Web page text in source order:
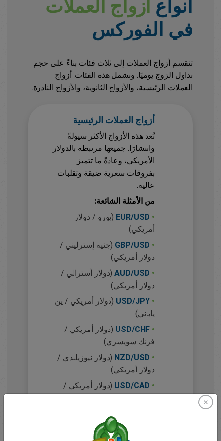
أنواع أزواج العملات
في الفوركس
تنقسم أزواج العملات إلى ثلاث فئات بناءً على حجم
تداول الزوج يوميًا. وتشمل هذه الفئات: أزواج
العملات الرئيسية، والأزواج الثانوية، والأزواج النادرة.
أزواج العملات الرئيسية
تُعد هذه الأزواج الأكثر سيولةً
وانتشارًا. جميعها مرتبطة بالدولار
الأمريكي، وعادةً ما تتميز
بفروقات سعرية ضيقة وتقلبات
عالية.
من الأمثلة الشائعة:
•
EUR/USD (يورو / دولار
أمريكي)
•
GBP/USD (جنيه إسترليني /
دولار أمريكي)
•
AUD/USD (دولار أسترالي /
دولار أمريكي)
•
USD/JPY (دولار أمريكي / ين
ياباني)
•
USD/CHF (دولار أمريكي /
فرنك سويسري)
•
NZD/USD (دولار نيوزيلندي /
دولار أمريكي)
•
USD/CAD (دولار أمريكي /